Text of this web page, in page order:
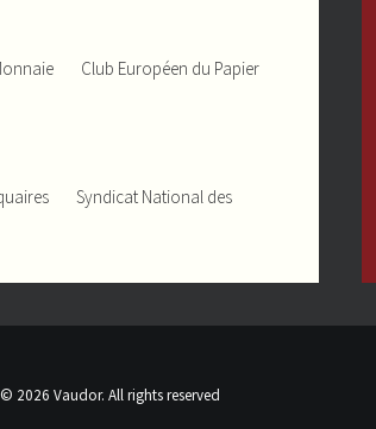
Club Européen du Papier
Syndicat National des
© 2026 Vaudor. All rights reserved